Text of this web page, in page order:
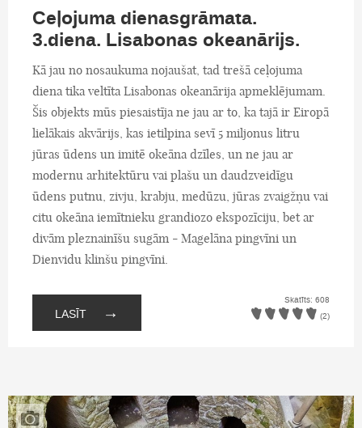
Ceļojuma dienasgrāmata.
3.diena. Lisabonas okeanārijs.
Kā jau no nosaukuma nojaušat, tad trešā ceļojuma
diena tika veltīta Lisabonas okeanārija apmeklējumam.
Šis objekts mūs piesaistīja ne jau ar to, ka tajā ir Eiropā
lielākais akvārijs, kas ietilpina sevī 5 miljonus litru
jūras ūdens un imitē okeāna dzīles, un ne jau ar
modernu arhitektūru vai plašu un daudzveidīgu
ūdens putnu, zivju, krabju, medūzu, jūras zvaigžņu vai
citu okeāna iemītnieku grandiozo ekspozīciju, bet ar
divām pleznainīšu sugām - Magelāna pingvīni un
Dienvidu klinšu pingvīni.
LASĪT →
Skatīts: 608
(2)